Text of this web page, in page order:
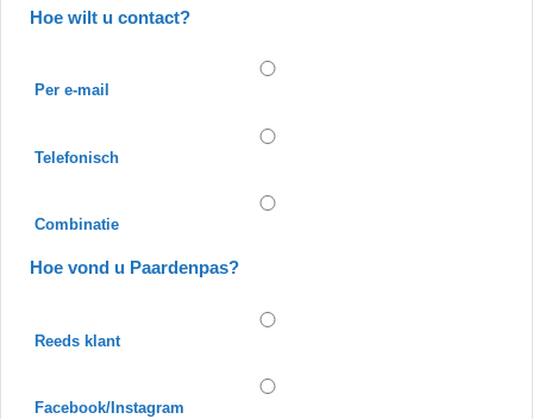
Hoe wilt u contact?
Per e-mail
Telefonisch
Combinatie
Hoe vond u Paardenpas?
Reeds klant
Facebook/Instagram